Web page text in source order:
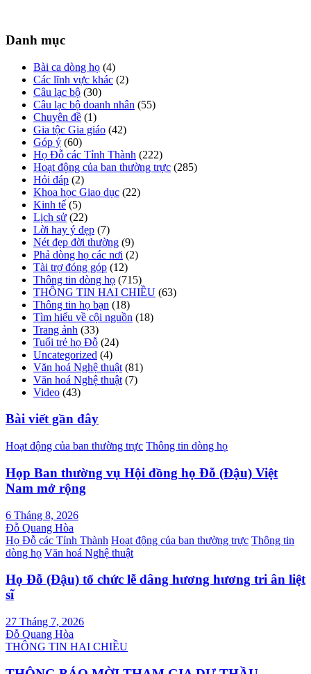
Danh mục
Bài ca dòng họ (4)
Các lĩnh vực khác (2)
Câu lạc bộ (30)
Câu lạc bộ doanh nhân (55)
Chuyên đề (1)
Gia tộc Gia giáo (42)
Góp ý (60)
Họ Đỗ các Tỉnh Thành (222)
Hoạt động của ban thường trực (285)
Hỏi đáp (2)
Khoa học Giao dục (22)
Kinh tế (5)
Lịch sử (22)
Lời hay ý đẹp (7)
Nét đẹp đời thường (9)
Phả dòng họ các nơi (2)
Tài trợ đóng góp (12)
Thông tin dòng họ (715)
THÔNG TIN HAI CHIỀU (63)
Thông tin họ bạn (18)
Tìm hiểu về cội nguồn (18)
Trang ảnh (33)
Tuổi trẻ họ Đỗ (24)
Uncategorized (4)
Văn hoá Nghệ thuật (81)
Văn hoá Nghệ thuật (7)
Video (43)
Bài viết gần đây
Hoạt động của ban thường trực Thông tin dòng họ
Họp Ban thường vụ Hội đồng họ Đỗ (Đậu) Việt
Nam mở rộng
6 Tháng 8, 2026
Đỗ Quang Hòa
Họ Đỗ các Tỉnh Thành Hoạt động của ban thường trực Thông tin
dòng họ Văn hoá Nghệ thuật
Họ Đỗ (Đậu) tổ chức lễ dâng hương hương tri ân liệt
sĩ
27 Tháng 7, 2026
Đỗ Quang Hòa
THÔNG TIN HAI CHIỀU